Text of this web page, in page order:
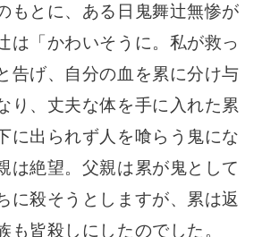
もとに、ある日鬼舞辻無惨が
は「かわいそうに。私が救っ
告げ、自分の血を累に分け与
り、丈夫な体を手に入れた累
に出られず人を喰らう鬼にな
は絶望。父親は累が鬼として
に殺そうとしますが、累は返
も皆殺しにしたのでした。